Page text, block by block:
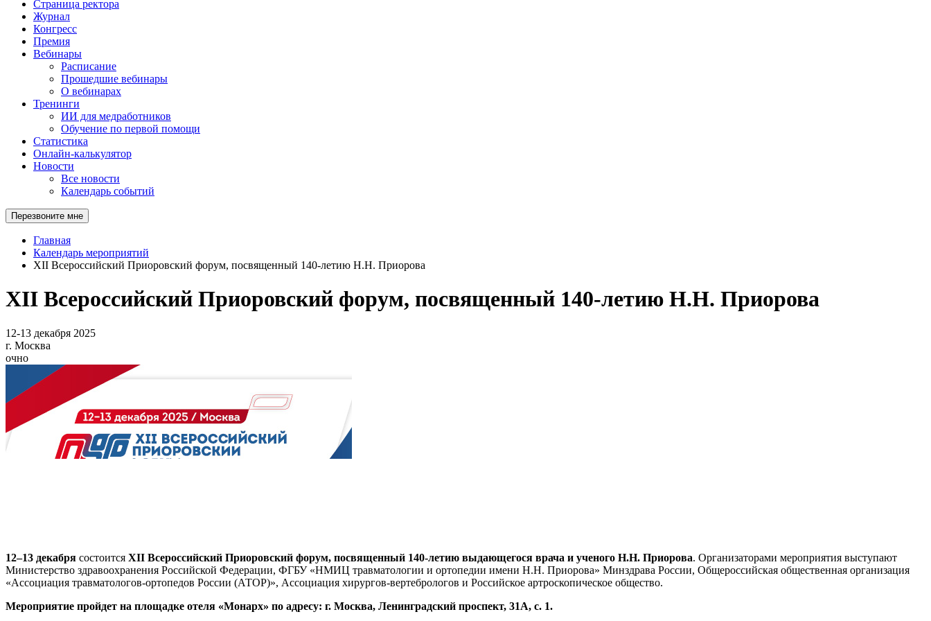
Страница ректора
Журнал
Конгресс
Премия
Вебинары
Расписание
Прошедшие вебинары
О вебинарах
Тренинги
ИИ для медработников
Обучение по первой помощи
Статистика
Онлайн-калькулятор
Новости
Все новости
Календарь событий
Перезвоните мне
Главная
Календарь мероприятий
XII Всероссийский Приоровский форум, посвященный 140-летию Н.Н. Приорова
XII Всероссийский Приоровский форум, посвященный 140-летию Н.Н. Приорова
12-13 декабря 2025
г. Москва
очно
12–13 декабря состоится XII Всероссийский Приоровский форум, посвященный 140-летию выдающегося врача и ученого Н.Н. Приорова. Организаторами мероприятия выступают
Министерство здравоохранения Российской Федерации, ФГБУ «НМИЦ травматологии и ортопедии имени Н.Н. Приорова» Минздрава России, Общероссийская общественная организация
«Ассоциация травматологов-ортопедов России (АТОР)», Ассоциация хирургов-вертебрологов и Российское артроскопическое общество.
Мероприятие пройдет на площадке отеля «Монарх» по адресу: г. Москва, Ленинградский проспект, 31А, с. 1.